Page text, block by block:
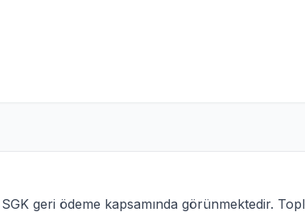
geri ödeme kapsamında görünmektedir.